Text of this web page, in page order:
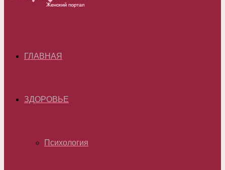
ГЛАВНАЯ
ЗДОРОВЬЕ
Психология